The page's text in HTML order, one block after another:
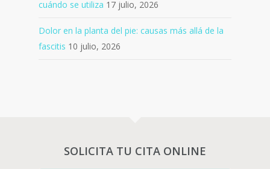
cuándo se utiliza 17 julio, 2026
Dolor en la planta del pie: causas más allá de la
fascitis 10 julio, 2026
SOLICITA TU CITA ONLINE